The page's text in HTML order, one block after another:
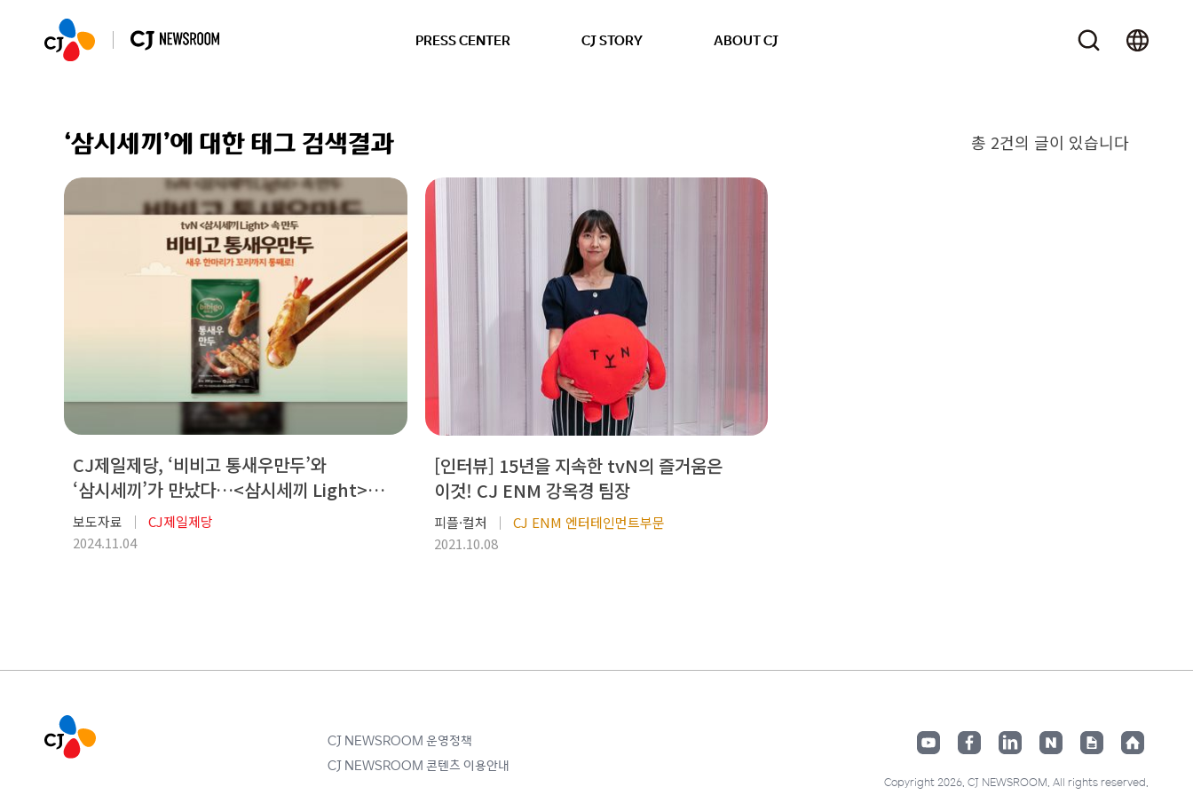
PRESS CENTER CJ STORY ABOUT CJ
‘삼시세끼’에 대한 태그 검색결과 총 2건의 글이 있습니다
CJ제일제당, ‘비비고 통새우만두’와
‘삼시세끼’가 만났다…<삼시세끼 Light>
기획전 진행
보도자료
CJ제일제당
2024.11.04
[인터뷰] 15년을 지속한 tvN의 즐거움은
이것! CJ ENM 강옥경 팀장
피플·컬처
CJ ENM 엔터테인먼트부문
2021.10.08
CJ NEWSROOM 운영정책
CJ NEWSROOM 콘텐츠 이용안내
Copyright 2026. CJ NEWSROOM. All rights reserved.